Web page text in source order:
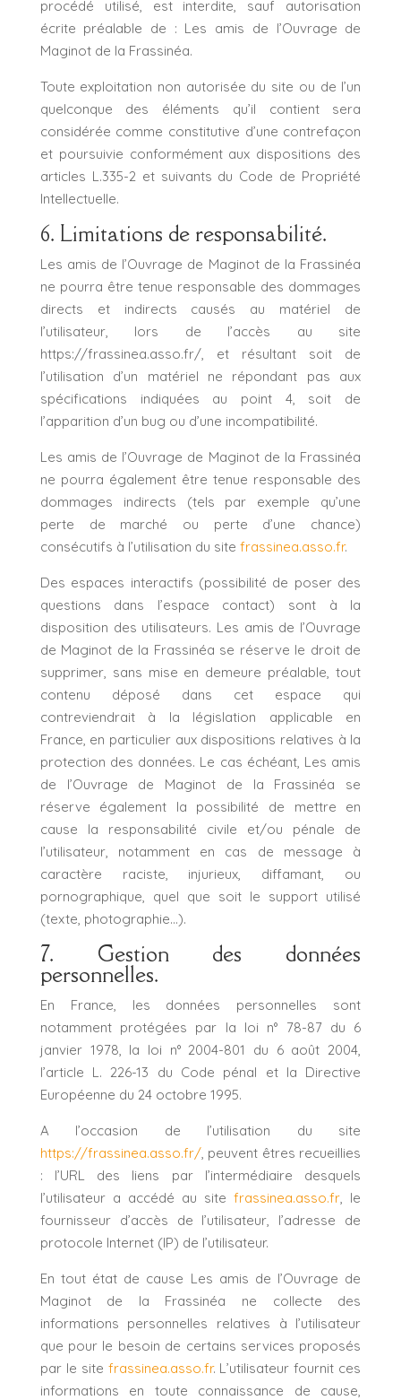
procédé utilisé, est interdite, sauf autorisation
écrite préalable de : Les amis de l’Ouvrage de
Maginot de la Frassinéa.
Toute exploitation non autorisée du site ou de l’un
quelconque des éléments qu’il contient sera
considérée comme constitutive d’une contrefaçon
et poursuivie conformément aux dispositions des
articles L.335-2 et suivants du Code de Propriété
Intellectuelle.
6. Limitations de responsabilité.
Les amis de l’Ouvrage de Maginot de la Frassinéa
ne pourra être tenue responsable des dommages
directs et indirects causés au matériel de
l’utilisateur, lors de l’accès au site
https://frassinea.asso.fr/, et résultant soit de
l’utilisation d’un matériel ne répondant pas aux
spécifications indiquées au point 4, soit de
l’apparition d’un bug ou d’une incompatibilité.
Les amis de l’Ouvrage de Maginot de la Frassinéa
ne pourra également être tenue responsable des
dommages indirects (tels par exemple qu’une
perte de marché ou perte d’une chance)
consécutifs à l’utilisation du site frassinea.asso.fr.
Des espaces interactifs (possibilité de poser des
questions dans l’espace contact) sont à la
disposition des utilisateurs. Les amis de l’Ouvrage
de Maginot de la Frassinéa se réserve le droit de
supprimer, sans mise en demeure préalable, tout
contenu déposé dans cet espace qui
contreviendrait à la législation applicable en
France, en particulier aux dispositions relatives à la
protection des données. Le cas échéant, Les amis
de l’Ouvrage de Maginot de la Frassinéa se
réserve également la possibilité de mettre en
cause la responsabilité civile et/ou pénale de
l’utilisateur, notamment en cas de message à
caractère raciste, injurieux, diffamant, ou
pornographique, quel que soit le support utilisé
(texte, photographie…).
7. Gestion des données
personnelles.
En France, les données personnelles sont
notamment protégées par la loi n° 78-87 du 6
janvier 1978, la loi n° 2004-801 du 6 août 2004,
l’article L. 226-13 du Code pénal et la Directive
Européenne du 24 octobre 1995.
A l’occasion de l’utilisation du site
https://frassinea.asso.fr/, peuvent êtres recueillies
: l’URL des liens par l’intermédiaire desquels
l’utilisateur a accédé au sitefrassinea.asso.fr , le
fournisseur d’accès de l’utilisateur, l’adresse de
protocole Internet (IP) de l’utilisateur.
En tout état de cause Les amis de l’Ouvrage de
Maginot de la Frassinéa ne collecte des
informations personnelles relatives à l’utilisateur
que pour le besoin de certains services proposés
par le site frassinea.asso.fr. L’utilisateur fournit ces
informations en toute connaissance de cause,